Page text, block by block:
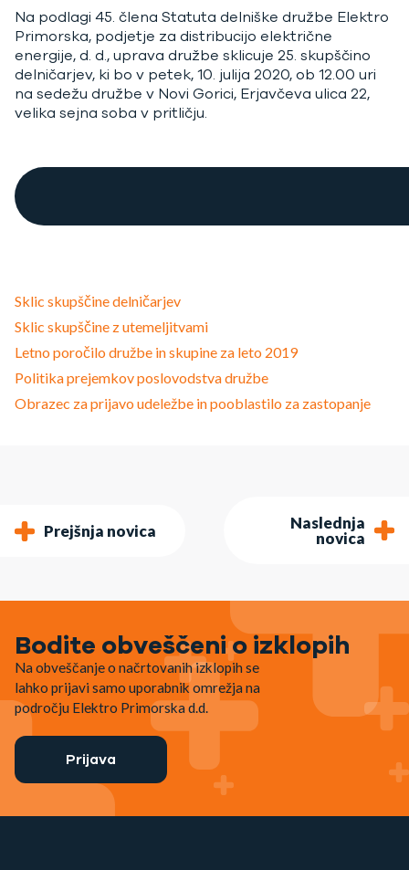
Na podlagi 45. člena Statuta delniške družbe Elektro
Primorska, podjetje za distribucijo električne
energije, d. d., uprava družbe sklicuje 25. skupščino
delničarjev, ki bo v petek, 10. julija 2020, ob 12.00 uri
na sedežu družbe v Novi Gorici, Erjavčeva ulica 22,
velika sejna soba v pritličju.
Sklic skupščine delničarjev
Sklic skupščine z utemeljitvami
Letno poročilo družbe in skupine za leto 2019
Politika prejemkov poslovodstva družbe
Obrazec za prijavo udeležbe in pooblastilo za zastopanje
Prejšnja novica
Naslednja
novica
Bodite obveščeni o izklopih
Na obveščanje o načrtovanih izklopih se
lahko prijavi samo uporabnik omrežja na
področju Elektro Primorska d.d.
Prijava